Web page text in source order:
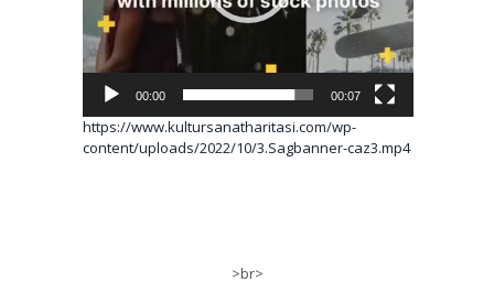
00:00 00:07
https://www.kultursanatharitasi.com/wp-
content/uploads/2022/10/3.Sagbanner-caz3.mp4
>br>